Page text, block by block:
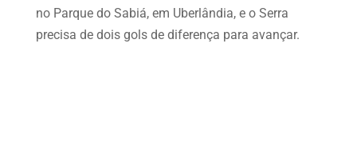
no Parque do Sabiá, em Uberlândia, e o Serra
precisa de dois gols de diferença para avançar.